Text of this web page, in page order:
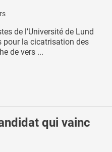
de l’Université de Lund
pour la cicatrisation des
de vers ...
qui vainc